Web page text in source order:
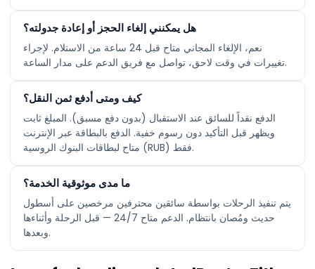
هل يمكنني إلغاء الحجز أو إعادة جدولته؟
نعم، الإلغاء المجاني متاح قبل 24 ساعة من الاستلام. لإجراء
تغييرات في وقت لاحق، تواصل مع فريق الدعم على مدار الساعة.
كيف ومتى أدفع ثمن النقل؟
الدفع نقداً للسائق عند الاستقبال (بدون دفع مسبق). المبلغ ثابت
ويظهر قبل التأكيد دون رسوم خفية. الدفع بالبطاقة عبر الإنترنت
متاح لبطاقات البنوك الروسية (RUB) فقط.
ما مدى موثوقية الخدمة؟
يتم تنفيذ الرحلات بواسطة سائقين محترفين مرخصين على أسطول
حديث ومُصان بانتظام. الدعم متاح 24/7 — قبل الرحلة وأثناءها
وبعدها.